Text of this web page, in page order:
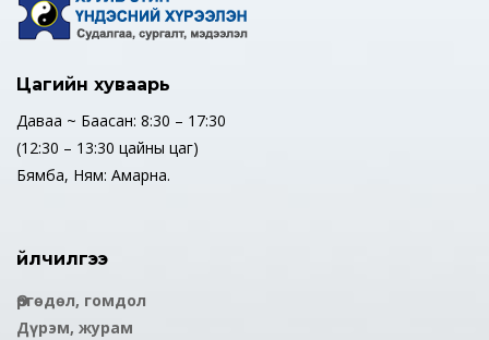
Цагийн хуваарь
Даваа ~ Баасан: 8:30 – 17:30
(12:30 – 13:30 цайны цаг)
Бямба, Ням: Амарна.
Үйлчилгээ
Өргөдөл, гомдол
Дүрэм, журам